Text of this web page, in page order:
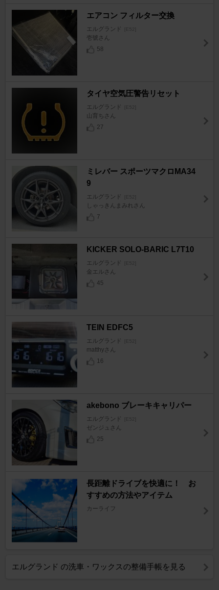
エアコン フィルター交換
エルグランド [E52]
壱號さん
58
タイヤ空気圧警告リセット
エルグランド [E52]
山育ちさん
27
ミレバー スポーツマクロMA34
9
エルグランド [E52]
しゃっきんまみれさん
7
KICKER SOLO-BARIC L7T10
エルグランド [E52]
金エルさん
45
TEIN EDFC5
エルグランド [E52]
matthyさん
16
akebono ブレーキキャリパー
エルグランド [E52]
ゼンジュさん
25
長距離ドライブを快適に！ お
すすめの方法やアイテム
カーライフ
エルグランド の洗車・ワックスの整備手帳を見る